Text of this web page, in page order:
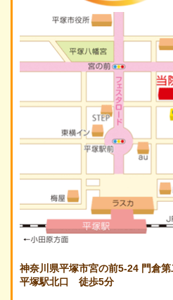
神奈川県平塚市宮の前5-24 門倉
平塚駅北口 徒歩5分